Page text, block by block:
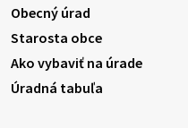
6. augusta 2026 08:12
5. augusta 2026 13:10
Obecný úrad
Starosta obce
Ako vybaviť na úrade
Úradná tabuľa